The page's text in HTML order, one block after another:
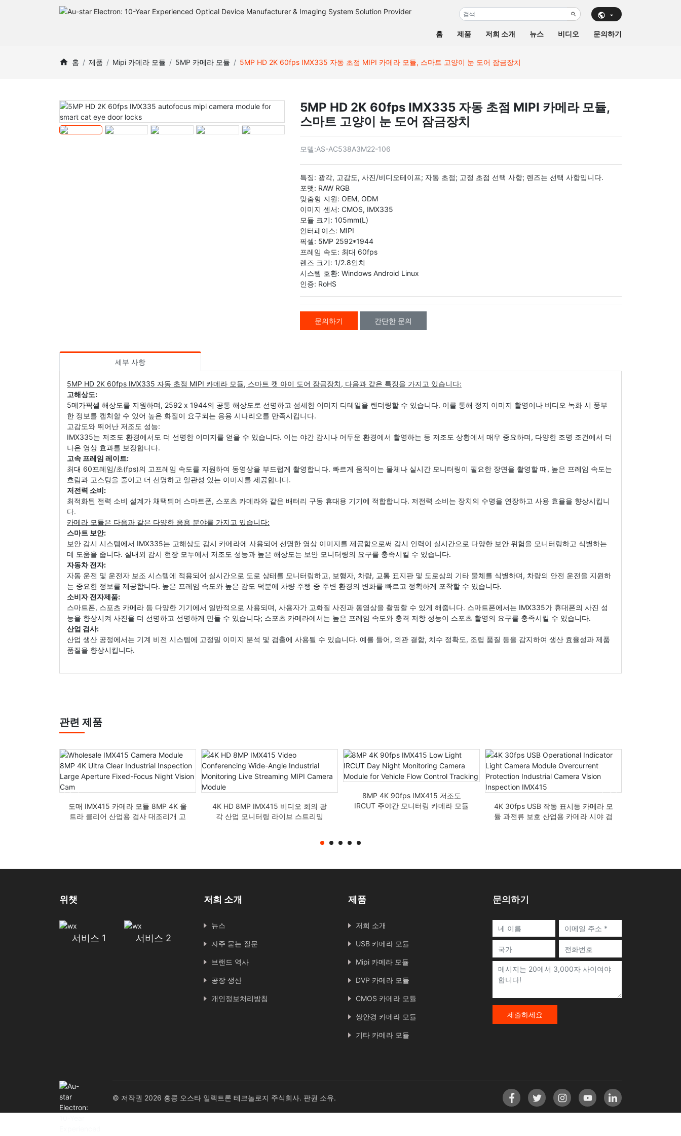
홈 제품 저희 소개 뉴스 비디오 문의하기
홈 제품 Mipi 카메라 모듈 5MP 카메라 모듈 5MP HD 2K 60fps IMX335 자동 초점 MIPI 카메라 모듈, 스마트 고양이 눈 도어 잠금장치
5MP HD 2K 60fps IMX335 자동 초점 MIPI 카메라 모듈,
스마트 고양이 눈 도어 잠금장치
모델:AS-AC538A3M22-106
특징: 광각, 고감도, 사진/비디오테이프; 자동 초점; 고정 초점 선택 사항; 렌즈는 선택 사항입니다.
포맷: RAW RGB
맞춤형 지원: OEM, ODM
이미지 센서: CMOS, IMX335
모듈 크기: 105mm(L)
인터페이스: MIPI
픽셀: 5MP 2592*1944
프레임 속도: 최대 60fps
렌즈 크기: 1/2.8인치
시스템 호환: Windows Android Linux
인증: RoHS
문의하기 간단한 문의
세부 사항
5MP HD 2K 60fps IMX335 자동 초점 MIPI 카메라 모듈, 스마트 캣 아이 도어 잠금장치, 다음과 같은 특징을 가지고 있습니다:
고해상도:
5메가픽셀 해상도를 지원하며, 2592 x 1944의 공통 해상도로 선명하고 섬세한 이미지 디테일을 렌더링할 수 있습니다. 이를 통해 정지 이미지 촬영이나 비디오 녹화 시 풍부
한 정보를 캡처할 수 있어 높은 화질이 요구되는 응용 시나리오를 만족시킵니다.
고감도와 뛰어난 저조도 성능:
IMX335는 저조도 환경에서도 더 선명한 이미지를 얻을 수 있습니다. 이는 야간 감시나 어두운 환경에서 촬영하는 등 저조도 상황에서 매우 중요하며, 다양한 조명 조건에서 더
나은 영상 효과를 보장합니다.
고속 프레임 레이트:
최대 60프레임/초(fps)의 고프레임 속도를 지원하여 동영상을 부드럽게 촬영합니다. 빠르게 움직이는 물체나 실시간 모니터링이 필요한 장면을 촬영할 때, 높은 프레임 속도는
흐림과 고스팅을 줄이고 더 선명하고 일관성 있는 이미지를 제공합니다.
저전력 소비:
최적화된 전력 소비 설계가 채택되어 스마트폰, 스포츠 카메라와 같은 배터리 구동 휴대용 기기에 적합합니다. 저전력 소비는 장치의 수명을 연장하고 사용 효율을 향상시킵니
다.
카메라 모듈은 다음과 같은 다양한 응용 분야를 가지고 있습니다:
스마트 보안:
보안 감시 시스템에서 IMX335는 고해상도 감시 카메라에 사용되어 선명한 영상 이미지를 제공함으로써 감시 인력이 실시간으로 다양한 보안 위험을 모니터링하고 식별하는
데 도움을 줍니다. 실내외 감시 현장 모두에서 저조도 성능과 높은 해상도는 보안 모니터링의 요구를 충족시킬 수 있습니다.
자동차 전자:
자동 운전 및 운전자 보조 시스템에 적용되어 실시간으로 도로 상태를 모니터링하고, 보행자, 차량, 교통 표지판 및 도로상의 기타 물체를 식별하며, 차량의 안전 운전을 지원하
는 중요한 정보를 제공합니다. 높은 프레임 속도와 높은 감도 덕분에 차량 주행 중 주변 환경의 변화를 빠르고 정확하게 포착할 수 있습니다.
소비자 전자제품:
스마트폰, 스포츠 카메라 등 다양한 기기에서 일반적으로 사용되며, 사용자가 고화질 사진과 동영상을 촬영할 수 있게 해줍니다. 스마트폰에서는 IMX335가 휴대폰의 사진 성
능을 향상시켜 사진을 더 선명하고 선명하게 만들 수 있습니다; 스포츠 카메라에서는 높은 프레임 속도와 충격 저항 성능이 스포츠 촬영의 요구를 충족시킬 수 있습니다.
산업 검사:
산업 생산 공정에서는 기계 비전 시스템에 고정밀 이미지 분석 및 검출에 사용될 수 있습니다. 예를 들어, 외관 결함, 치수 정확도, 조립 품질 등을 감지하여 생산 효율성과 제품
품질을 향상시킵니다.
관련 제품
도매 IMX415 카메라 모듈 8MP 4K 울
트라 클리어 산업용 검사 대조리개 고
4K HD 8MP IMX415 비디오 회의 광
각 산업 모니터링 라이브 스트리밍
8MP 4K 90fps IMX415 저조도
IRCUT 주야간 모니터링 카메라 모듈
4K 30fps USB 작동 표시등 카메라 모
듈 과전류 보호 산업용 카메라 시야 검
위챗
서비스 1 서비스 2
저희 소개
뉴스
자주 묻는 질문
브랜드 역사
공장 생산
개인정보처리방침
제품
저희 소개
USB 카메라 모듈
Mipi 카메라 모듈
DVP 카메라 모듈
CMOS 카메라 모듈
쌍안경 카메라 모듈
기타 카메라 모듈
문의하기
제출하세요
© 저작권 2026 홍콩 오스타 일렉트론 테크놀로지 주식회사. 판권 소유.